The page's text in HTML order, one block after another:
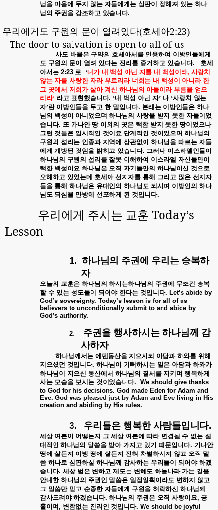
님을 마음에 두지 않는 자들에게는 심판이 정해져 있는 하나
님의 주권을 강조하고 있습니다.
우리에게도 구원의 문이 열려있다(호세아2:23)
The door to salvation is open to all of us
사도 바울은 구약의 호세아서를 인용하여 이방인들에게
도 구원의 문이 열려 있다는 진리를 증거하고 있습니다.
호세
아서는 2:23 로 ‘내가 내 백성 아닌 자를 내 백성이라, 사랑치
않는 자를 사랑한 자라 부르리라 너희는 내 백성이 아니라 한
그 곳에서 저희가 살아 계신 하나님의 아들이라 부름을 얻으
리라’ 라고 표현했습니다. ‘내 백성 아닌 자’ 나 ‘사랑치 않는
자’란 이방인들을 두고 한 말입니다. 본래는 이방인들은 하나
님의 백성이 아니었으며 하나님의 사랑을 받지 못한 자들이었
습니다. 또 가나안 땅 이외의 곳은 택함 받지 못한 땅이었으나
그런 것들은 임시적인 것이요 단계적인 것이었으며 하나님의
구원의 섭리는 인종과 지역에 상관없이 하나님을 따르는 자들
에게 개방된 것임을 밝히고 있습니다. 그러나 이스라엘인들이
하나님의 구원의 섭리를 잘못 이해하여 이스라엘 자신들만이
택한 백성이요 하나님은 오직 자기들만의 하나님이신 것으로
오해하고 있었는데 호세아 선지자를 통해 그리고 많은 선지자
들을 통해 하나님은 유대인의 하나님도 되시며 이방인의 하나
님도 되심을 만방에 선포하게 된 것입니다.
우리에게 주시는 교훈 Today’s
Lesson
1. 하나님의 주권에 우리는 승복하
자
오늘의 교훈은 하나님의 하시는하나님의 주권에 무조건 승복
할 수 있는 성도들이 되어야 한다는 것입니다. Let’s abide by
God’s sovereignty. Today’s lesson is for all of us
believers to unconditionally submit to and abide by
God’s authority.
2. 주권을 행사하시는 하나님께
감
사하자
하나님께서는 에덴동산을 지으시되 아담과 하와를 위해
지으셨던 것입니다. 하나님이 기뻐하시는 일은 아담과 하와가
하나님이 지으신 동산에서 하나님의 질서를 지키며 행복하게
사는 모습을 보시는 것이었습니다. We should give thanks
to God for his decisions. God made Eden for Adam and
Eve. God was pleased just by Adam and Eve living in His
creation and abiding by His rules.
3. 우리들은 행복한 사람들입니다.
세상 여론이 어떻든지 그 세상 여론에 따라 변경될 수 없는 절
대적인 하나님의 말씀을 받아 가지고 있기 때문입니다. 가나안
땅에 살든지 이방 땅에 살든지 전혀 차별하시지 않고 오직 말
씀 하나로 심판하실 하나님께 감사하는 우리들이 되어야 하겠
습니다. 세상 법은 변하고 제도는 변해도 하늘나라 가는 길을
안내한 하나님의 주권인 말씀은 일점일획이라도 변하지 않고
그 말씀만 믿고 순종한 자들에게 구원을 허락하신 하나님께
감사드려야 하겠습니다. 하나님의 주권은 오직 사랑이요, 긍
휼이며 , 변함없는 진리인 것입니다. We should be joyful